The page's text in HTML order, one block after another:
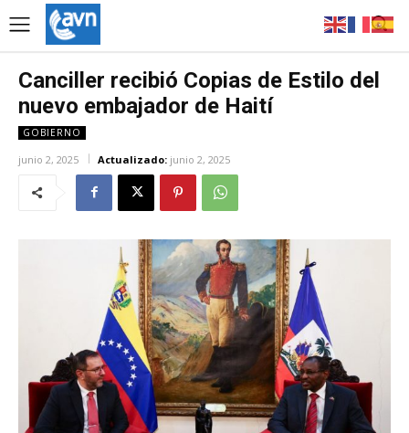
Canciller recibió Copias de Estilo del
nuevo embajador de Haití
GOBIERNO
junio 2, 2025 Actualizado: junio 2, 2025